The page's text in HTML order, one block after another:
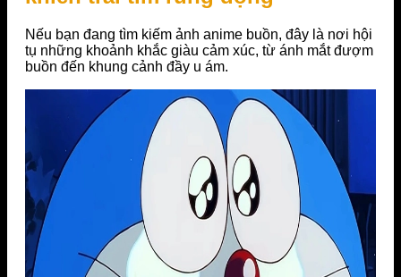
Nếu bạn đang tìm kiếm ảnh anime buồn, đây là nơi hội
tụ những khoảnh khắc giàu cảm xúc, từ ánh mắt đượm
buồn đến khung cảnh đầy u ám.